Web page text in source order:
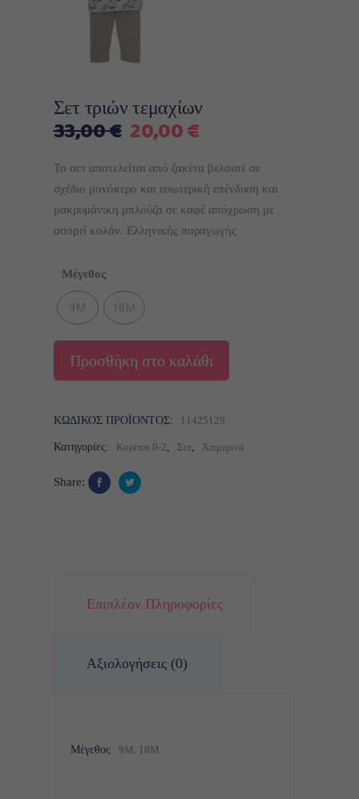
Σετ τριών τεμαχίων
33,00€ Original
was:
33,00 €.
20,00€Η
τιμή
είναι:
20,00 €.
Το σετ αποτελείται από ζακέτα βελουτέ σε
σχέδιο μονόκερο και εσωτερική επένδυση και
μακρυμάνικη μπλούζα σε καφέ απόχρωση με
ασορτί κολάν. Ελληνικής παραγωγής
Μέγεθος
9M 18M
Προσθήκη στο καλάθι
ΚΩΔΙΚΌΣ ΠΡΟΪΌΝΤΟΣ: 11425129
Κατηγορίες: Κορίτσι 0-2 Σετ Χειμερινά
Share:
Επιπλέον Πληροφορίες
Αξιολογήσεις (0)
Μέγεθος 9M, 18M